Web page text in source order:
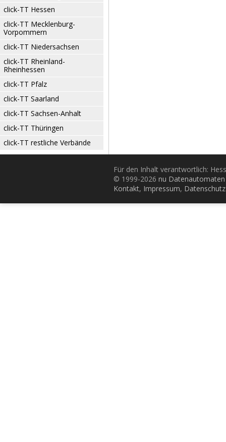
click-TT Hessen
click-TT Mecklenburg-
Vorpommern
click-TT Niedersachsen
click-TT Rheinland-
Rheinhessen
click-TT Pfalz
click-TT Saarland
click-TT Sachsen-Anhalt
click-TT Thüringen
click-TT restliche Verbände
Für den Inhalt verantwortlich:
© 1999-2026 nu
Kontakt, Impressum, Datenschutz